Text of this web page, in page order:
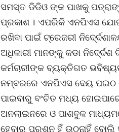
ସମସ୍ତ ଡିଡିଓ ଙ୍କ ପାଖକୁ
ପ୍ରକାଶ । ଏପରିକି ଏନପିଏସ
ରଖିବା ପାଇଁ ଟ୍ରେଜରୀ
ଅଧିକାରୀ ମାନଙ୍କୁ କଡା
କର୍ମଚାରୀଙ୍କ ବ୍ୟକ୍ତିଗତ
ନମ୍ବରରେ ଏନପିଏସ ଦେୟ ପଇଠ
ପାଇବାରୁ ବଂଚିତ ମଧ୍ୟ
ଅନଲାଇନରେ ଓ ପାଶବୁକ
ହେବାର ପ୍ରଶ୍ନ ହିଁ ଉଠୁନାହିଁ ବୋଲି